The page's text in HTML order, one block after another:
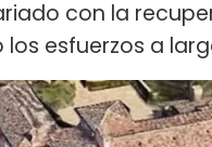
con la
esfuerzos a